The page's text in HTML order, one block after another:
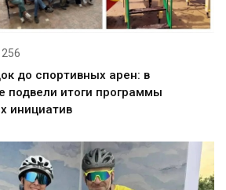
256
до спортивных арен: в
подвели итоги программы
инициатив